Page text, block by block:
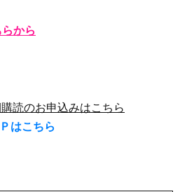
らから
読のお申込みはこちら
はこちら